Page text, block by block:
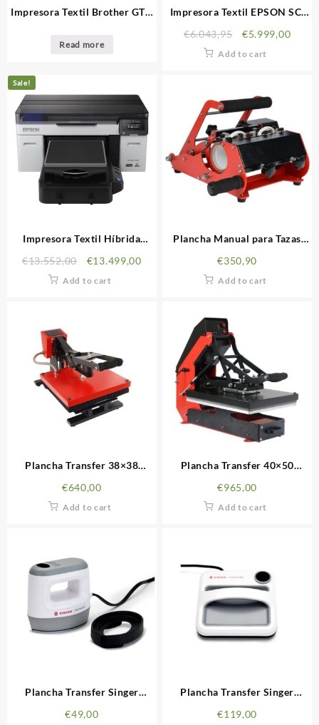
Impresora Textil Brother GTX
Read more
Impresora Textil EPSON SC-
€6.043,95 €5.999,00
Add to cart
Sale!
Impresora Textil Híbrida
€13.552,00 €13.499,00
Add to cart
Plancha Manual para Tazas
€350,90
Add to cart
Plancha Transfer 38×38
€640,00
Add to cart
Plancha Transfer 40×50
€965,00
Add to cart
Plancha Transfer Singer
€49,00
Plancha Transfer Singer
€119,00